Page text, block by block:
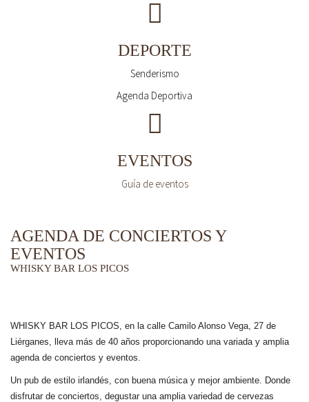
DEPORTE
Senderismo
Agenda Deportiva
EVENTOS
Guía de eventos
AGENDA DE CONCIERTOS Y
EVENTOS
WHISKY BAR LOS PICOS
WHISKY BAR LOS PICOS, en la calle Camilo Alonso Vega, 27 de
Liérganes,
lleva más de 40 años proporcionando una variada y amplia
agenda de conciertos y eventos.
Un pub de estilo irlandés, con buena música y mejor ambiente. Donde
disfrutar de conciertos, degustar una amplia variedad de cervezas